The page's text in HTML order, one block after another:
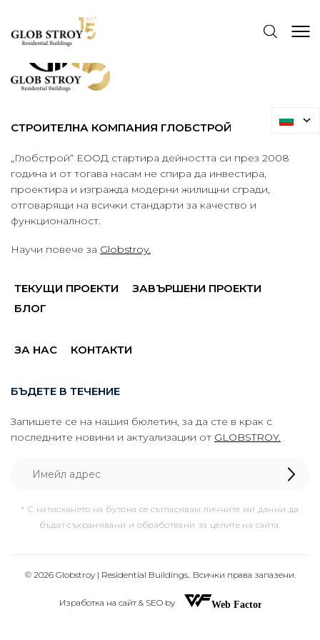
СТРОИТЕЛНА КОМПАНИЯ ГЛОБСТРОЙ
„Глобстрой“ ЕООД стартира дейността си през 2008
година и от тогава насам не спира да инвестира,
проектира и изгражда модерни жилищни сгради,
отговарящи на всички стандарти за качество и
функционалност.
Научи повече за Globstroy.
ТЕКУЩИ ПРОЕКТИ
ЗАВЪРШЕНИ ПРОЕКТИ
БЛОГ
ЗА НАС КОНТАКТИ
БЪДЕТЕ В ТЕЧЕНИЕ
Запишете се на нашия бюлетин, за да сте в крак с
последните новини и актуализации от GLOBSTROY.
* С натискането на бутона се съгласявам личните ми данни да
бъдат съхранявани и обработвани за целите на сайта.
© 2026 Globstroy | Residential Buildings.. Всички права запазени.
Изработка на сайт & SEO by